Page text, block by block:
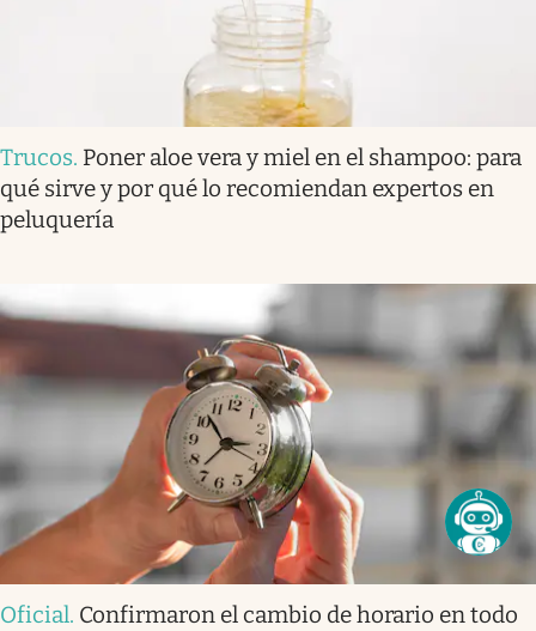
Trucos. Poner aloe vera y miel en el shampoo: para
qué sirve y por qué lo recomiendan expertos en
peluquería
Oficial. Confirmaron el cambio de horario en todo